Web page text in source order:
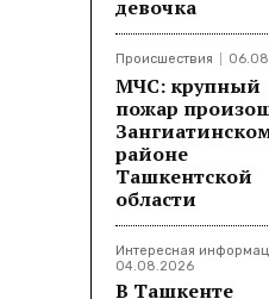
девочка
Происшествия
МЧС: крупный
пожар
районе
Ташкентской
области
Интересная
04.08.2026
В Ташкенте